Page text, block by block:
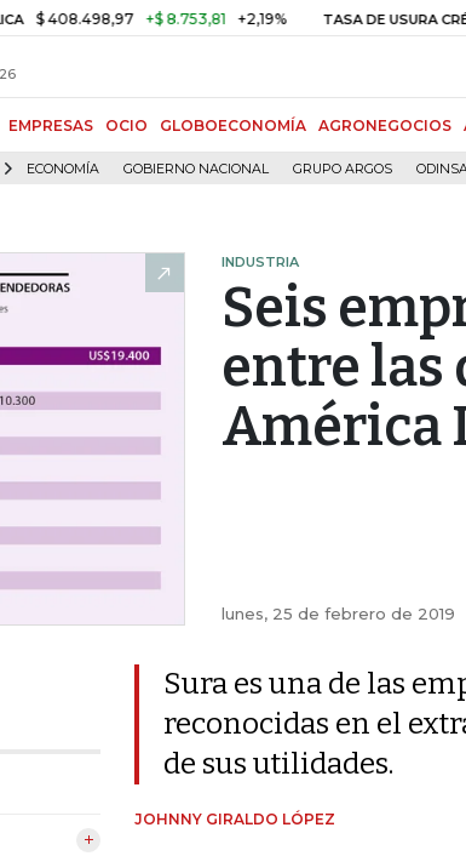
+$ 8.753,81 +2,19% TASA DE USURA CRÉDITO
EMPRESAS OCIO GLOBOECONOMÍA AGRONEGOCIOS
ECONOMÍA GOBIERNO NACIONAL GRUPO ARGOS
INDUSTRIA
Seis
entre las
América
lunes, 25 de febrero de 2019
Sura es una de las
reconocidas en el
de sus utilidades.
JOHNNY GIRALDO LÓPEZ